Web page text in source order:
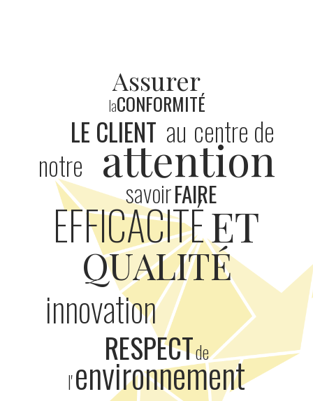
Assurer
laCONFORMITÉ
LE CLIENT au centre de
notre attention
savoirFAIRE
EFFICACITÉET
QUALITÉ
innovation
RESPECTde
l'environnement